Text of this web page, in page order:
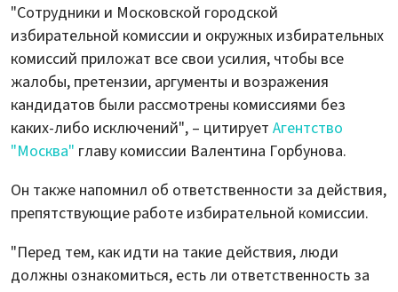
"Сотрудники и Московской городской
избирательной комиссии и окружных избирательных
комиссий приложат все свои усилия, чтобы все
жалобы, претензии, аргументы и возражения
кандидатов были рассмотрены комиссиями без
каких-либо исключений", – цитирует Агентство
"Москва" главу комиссии Валентина Горбунова.
Он также напомнил об ответственности за действия,
препятствующие работе избирательной комиссии.
"Перед тем, как идти на такие действия, люди
должны ознакомиться, есть ли ответственность за